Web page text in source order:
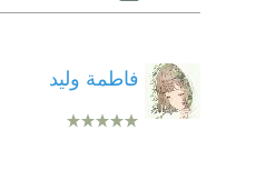
فاطمة وليد